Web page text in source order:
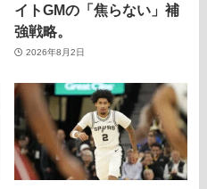
イトGMの「焦らない」補
強戦略。
2026年8月2日